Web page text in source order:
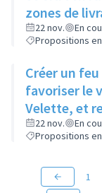
zones de
enceinte
22 nov.
En
Propositions
Créer un
favoriser le
Velette, et
quinconce
22 nov.
En
Propositions
1